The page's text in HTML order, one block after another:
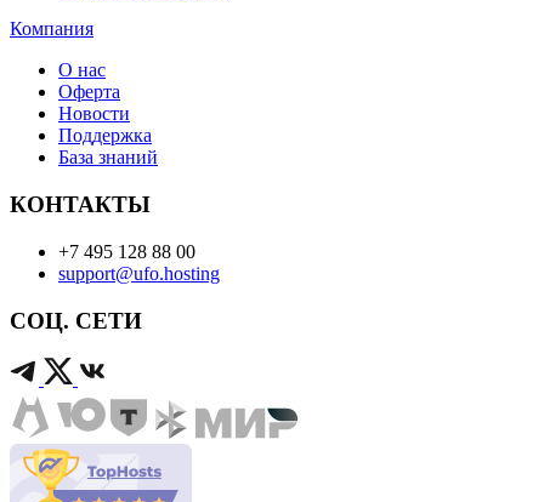
Компания
О нас
Оферта
Новости
Поддержка
База знаний
КОНТАКТЫ
+7 495 128 88 00
support@ufo.hosting
СОЦ. СЕТИ